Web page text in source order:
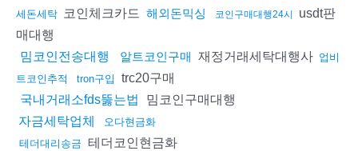
세돈세탁 코인체크카드 해외돈믹싱 코인구매대행24시
usdt판
매대행
밈코인전송대행 알트코인구매 재정거래세탁대행사 업비
트코인추적
tron구입 trc20구매
국내거래소fds뚫는법 밈코인구매대행
자금세탁업체
오다현금화
테더대리송금 테더코인현금화